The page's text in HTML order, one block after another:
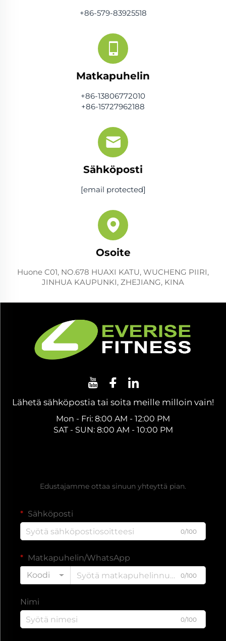
+86-579-83925518
Matkapuhelin
+86-13806772010
+86-15727962188
Sähköposti
[email protected]
Osoite
Huone C01, NO.678 HUAXI KATU, WUCHENG PIIRI,
JINHUA KAUPUNKI, ZHEJIANG, KINA
Lähetä sähköpostia tai soita meille milloin vain!
Mon - Fri: 8:00 AM - 12:00 PM
SAT - SUN: 8:00 AM - 10:00 PM
Edustajamme ottaa sinuun yhteyttä pian.
Sähköposti
0/100
Matkapuhelin/WhatsApp
Koodi
0/100
Nimi
0/100